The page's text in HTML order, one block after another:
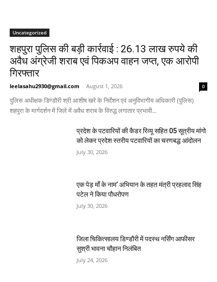
Uncategorized
शहपुरा पुलिस की बड़ी कार्रवाई : 26.13 लाख रुपये की
अवैध अंग्रेजी शराब एवं पिकअप वाहन जप्त, एक आरोपी
गिरफ्तार
leelasahu2930@gmail.com - August 1, 2026 0
पुलिस अधीक्षक डिण्डौरी श्री आशीष खरे के निर्देशन एवं अनुविभागीय अधिकारी (पुलिस)
शहपुरा के मार्गदर्शन में जिले में अवैध शराब के विरुद्ध लगातार प्रभावी...
प्रदेश के पटवारियों की कैडर रिव्यू सहित 05 सूत्रीय मांगो
को लेकर प्रदेश स्तरीय पटवारियों का चरणबद्ध आंदोलन
July 30, 2026
एक पेड़ माँ के नाम’ अभियान के तहत मंत्री प्रहलाद सिंह
पटेल ने किया पौधरोपण
July 30, 2026
जिला चिकित्सालय डिण्डौरी में पदस्थ नर्सिंग आफीसर
सुश्री भावना चौहान निलंबित
July 24, 2026